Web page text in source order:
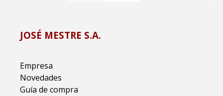
JOSÉ MESTRE S.A.
Empresa
Novedades
Guía de compra